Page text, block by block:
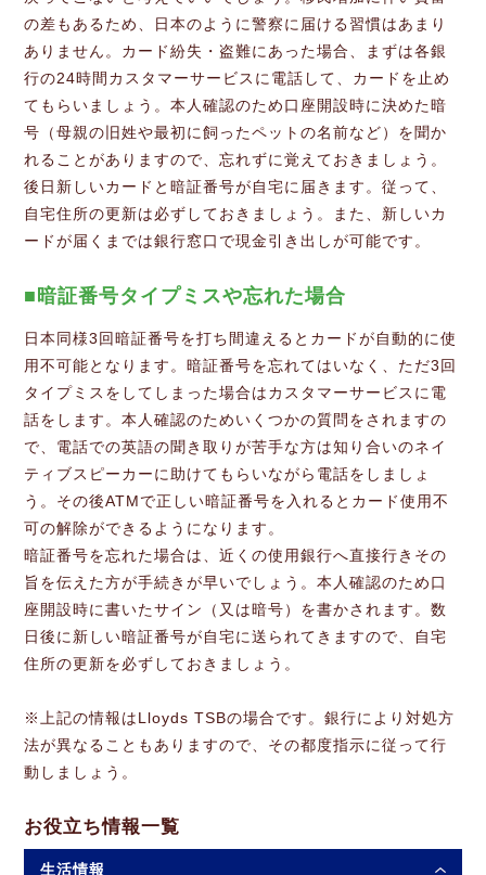
の差もあるため、日本のように警察に届ける習慣はあまり
ありません。カード紛失・盗難にあった場合、まずは各銀
行の24時間カスタマーサービスに電話して、カードを止め
てもらいましょう。本人確認のため口座開設時に決めた暗
号（母親の旧姓や最初に飼ったペットの名前など）を聞か
れることがありますので、忘れずに覚えておきましょう。
後日新しいカードと暗証番号が自宅に届きます。従って、
自宅住所の更新は必ずしておきましょう。また、新しいカ
ードが届くまでは銀行窓口で現金引き出しが可能です。
暗証番号タイプミスや忘れた場合
日本同様3回暗証番号を打ち間違えるとカードが自動的に使
用不可能となります。暗証番号を忘れてはいなく、ただ3回
タイプミスをしてしまった場合はカスタマーサービスに電
話をします。本人確認のためいくつかの質問をされますの
で、電話での英語の聞き取りが苦手な方は知り合いのネイ
ティブスピーカーに助けてもらいながら電話をしましょ
う。その後ATMで正しい暗証番号を入れるとカード使用不
可の解除ができるようになります。
暗証番号を忘れた場合は、近くの使用銀行へ直接行きその
旨を伝えた方が手続きが早いでしょう。本人確認のため口
座開設時に書いたサイン（又は暗号）を書かされます。数
日後に新しい暗証番号が自宅に送られてきますので、自宅
住所の更新を必ずしておきましょう。
※上記の情報はLloyds TSBの場合です。銀行により対処方
法が異なることもありますので、その都度指示に従って行
動しましょう。
お役立ち情報一覧
生活情報